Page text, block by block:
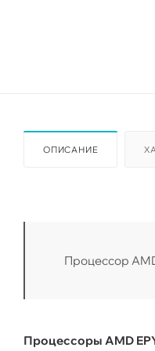
ОПИСАНИЕ
Процессор
Процессоры AMD